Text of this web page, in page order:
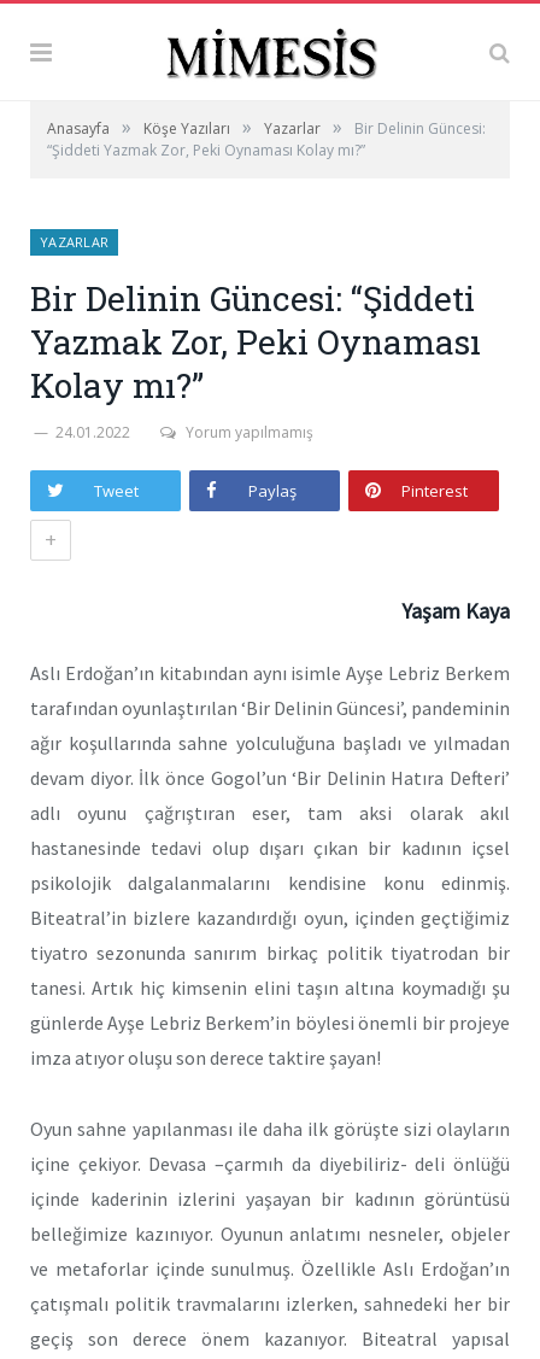
Anasayfa » Köşe Yazıları » Yazarlar »
Bir Delinin Güncesi:
“Şiddeti Yazmak Zor, Peki Oynaması Kolay mı?”
YAZARLAR
Bir Delinin Güncesi: “Şiddeti
Yazmak Zor, Peki Oynaması
Kolay mı?”
24.01.2022 Yorum yapılmamış
Tweet Paylaş Pinterest
+
Yaşam Kaya
Aslı Erdoğan’ın kitabından aynı isimle Ayşe Lebriz Berkem
tarafından oyunlaştırılan ‘Bir Delinin Güncesi’, pandeminin
ağır koşullarında sahne yolculuğuna başladı ve yılmadan
devam diyor. İlk önce Gogol’un ‘Bir Delinin Hatıra Defteri’
adlı oyunu çağrıştıran eser, tam aksi olarak akıl
hastanesinde tedavi olup dışarı çıkan bir kadının içsel
psikolojik dalgalanmalarını kendisine konu edinmiş.
Biteatral’in bizlere kazandırdığı oyun, içinden geçtiğimiz
tiyatro sezonunda sanırım birkaç politik tiyatrodan bir
tanesi. Artık hiç kimsenin elini taşın altına koymadığı şu
günlerde Ayşe Lebriz Berkem’in böylesi önemli bir projeye
imza atıyor oluşu son derece taktire şayan!
Oyun sahne yapılanması ile daha ilk görüşte sizi olayların
içine çekiyor. Devasa –çarmıh da diyebiliriz- deli önlüğü
içinde kaderinin izlerini yaşayan bir kadının görüntüsü
belleğimize kazınıyor. Oyunun anlatımı nesneler, objeler
ve metaforlar içinde sunulmuş. Özellikle Aslı Erdoğan’ın
çatışmalı politik travmalarını izlerken, sahnedeki her bir
geçiş son derece önem kazanıyor. Biteatral yapısal